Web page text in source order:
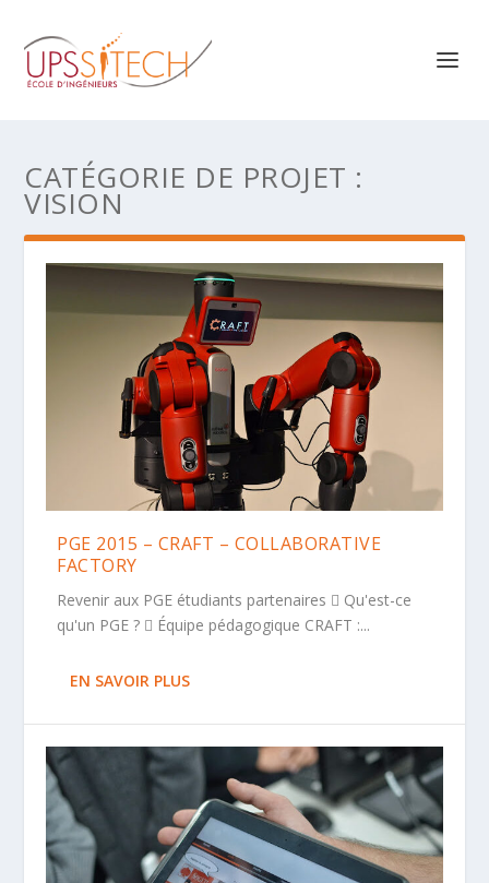
CATÉGORIE DE PROJET :
VISION
PGE 2015 – CRAFT – COLLABORATIVE
FACTORY
Revenir aux PGE étudiants partenaires  Qu'est-ce
qu'un PGE ?  Équipe pédagogique CRAFT :...
EN SAVOIR PLUS